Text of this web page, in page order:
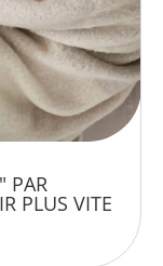
PAR
PLUS VITE